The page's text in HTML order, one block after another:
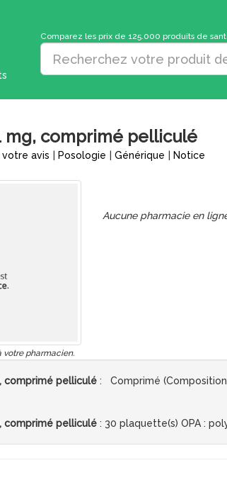
Comparez les prix de 125.000 produits de
mg, comprimé pelliculé
votre avis Posologie Générique Notice
votre pharmacien.
Aucune pharmacie en
comprimé pelliculé : Comprimé
comprimé pelliculé : 30 plaquette(s) OPA :